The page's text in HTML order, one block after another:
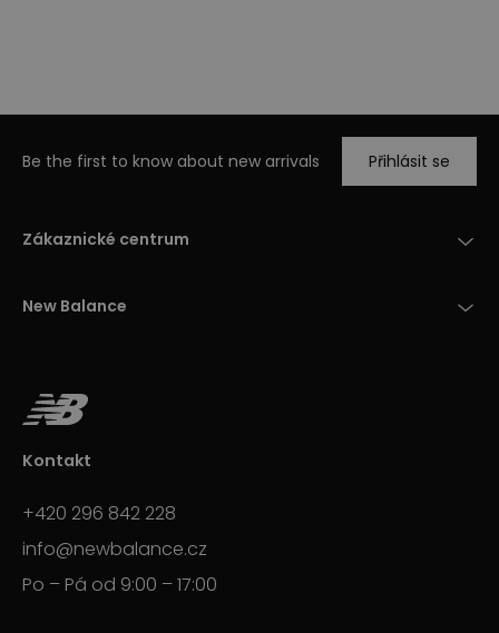
Be the first to know about new arrivals Přihlásit se
Zákaznické centrum
New Balance
Kontakt
+420 296 842 228
info@newbalance.cz
Po – Pá od 9:00 – 17:00